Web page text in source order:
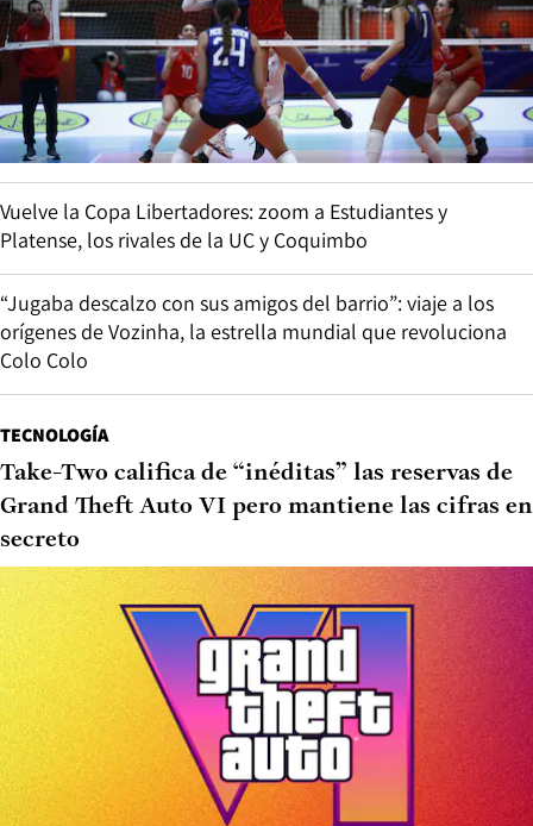
Vuelve la Copa Libertadores: zoom a Estudiantes y
Platense, los rivales de la UC y Coquimbo
“Jugaba descalzo con sus amigos del barrio”: viaje a los
orígenes de Vozinha, la estrella mundial que revoluciona
Colo Colo
TECNOLOGÍA
Take-Two califica de “inéditas” las reservas de
Grand Theft Auto VI pero mantiene las cifras en
secreto